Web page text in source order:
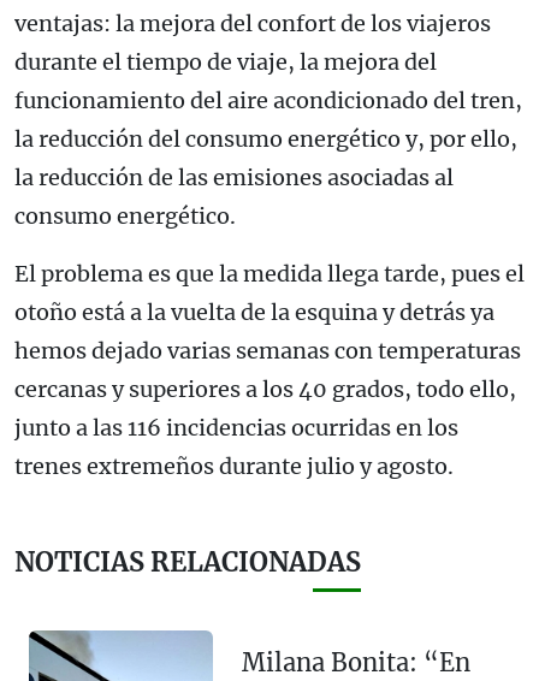
ventajas: la mejora del confort de los viajeros
durante el tiempo de viaje, la mejora del
funcionamiento del aire acondicionado del tren,
la reducción del consumo energético y, por ello,
la reducción de las emisiones asociadas al
consumo energético.
El problema es que la medida llega tarde, pues el
otoño está a la vuelta de la esquina y detrás ya
hemos dejado varias semanas con temperaturas
cercanas y superiores a los 40 grados, todo ello,
junto a las 116 incidencias ocurridas en los
trenes extremeños durante julio y agosto.
NOTICIAS RELACIONADAS
Milana Bonita: “En